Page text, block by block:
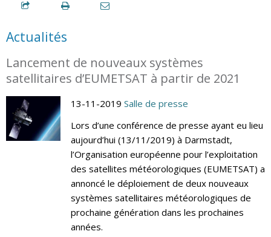
Actualités
Lancement de nouveaux systèmes
satellitaires d’EUMETSAT à partir de 2021
13-11-2019 Salle de presse
Lors d’une conférence de presse ayant eu lieu
aujourd’hui (13/11/2019) à Darmstadt,
l’Organisation européenne pour l’exploitation
des satellites météorologiques (EUMETSAT) a
annoncé le déploiement de deux nouveaux
systèmes satellitaires météorologiques de
prochaine génération dans les prochaines
années.